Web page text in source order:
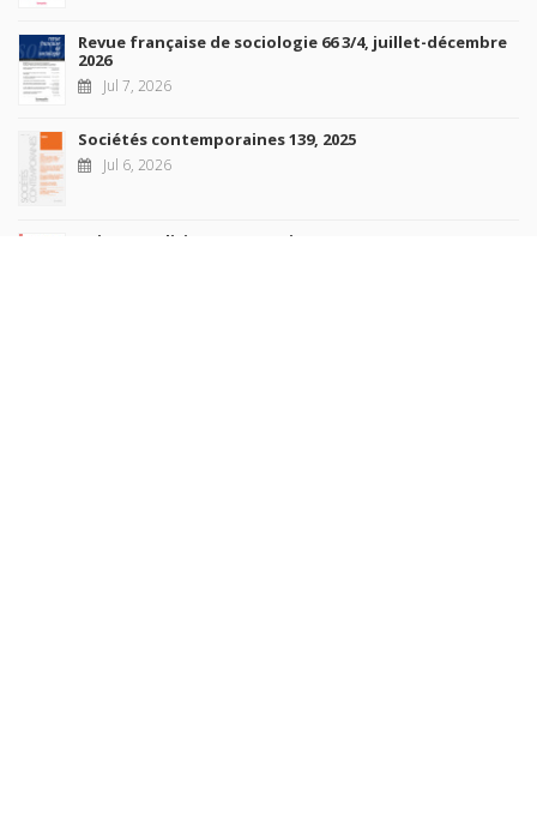
Revue française de sociologie 66 3/4, juillet-décembre
2026
Jul 7, 2026
Sociétés contemporaines 139, 2025
Jul 6, 2026
Raisons politiques 102, mai 2026